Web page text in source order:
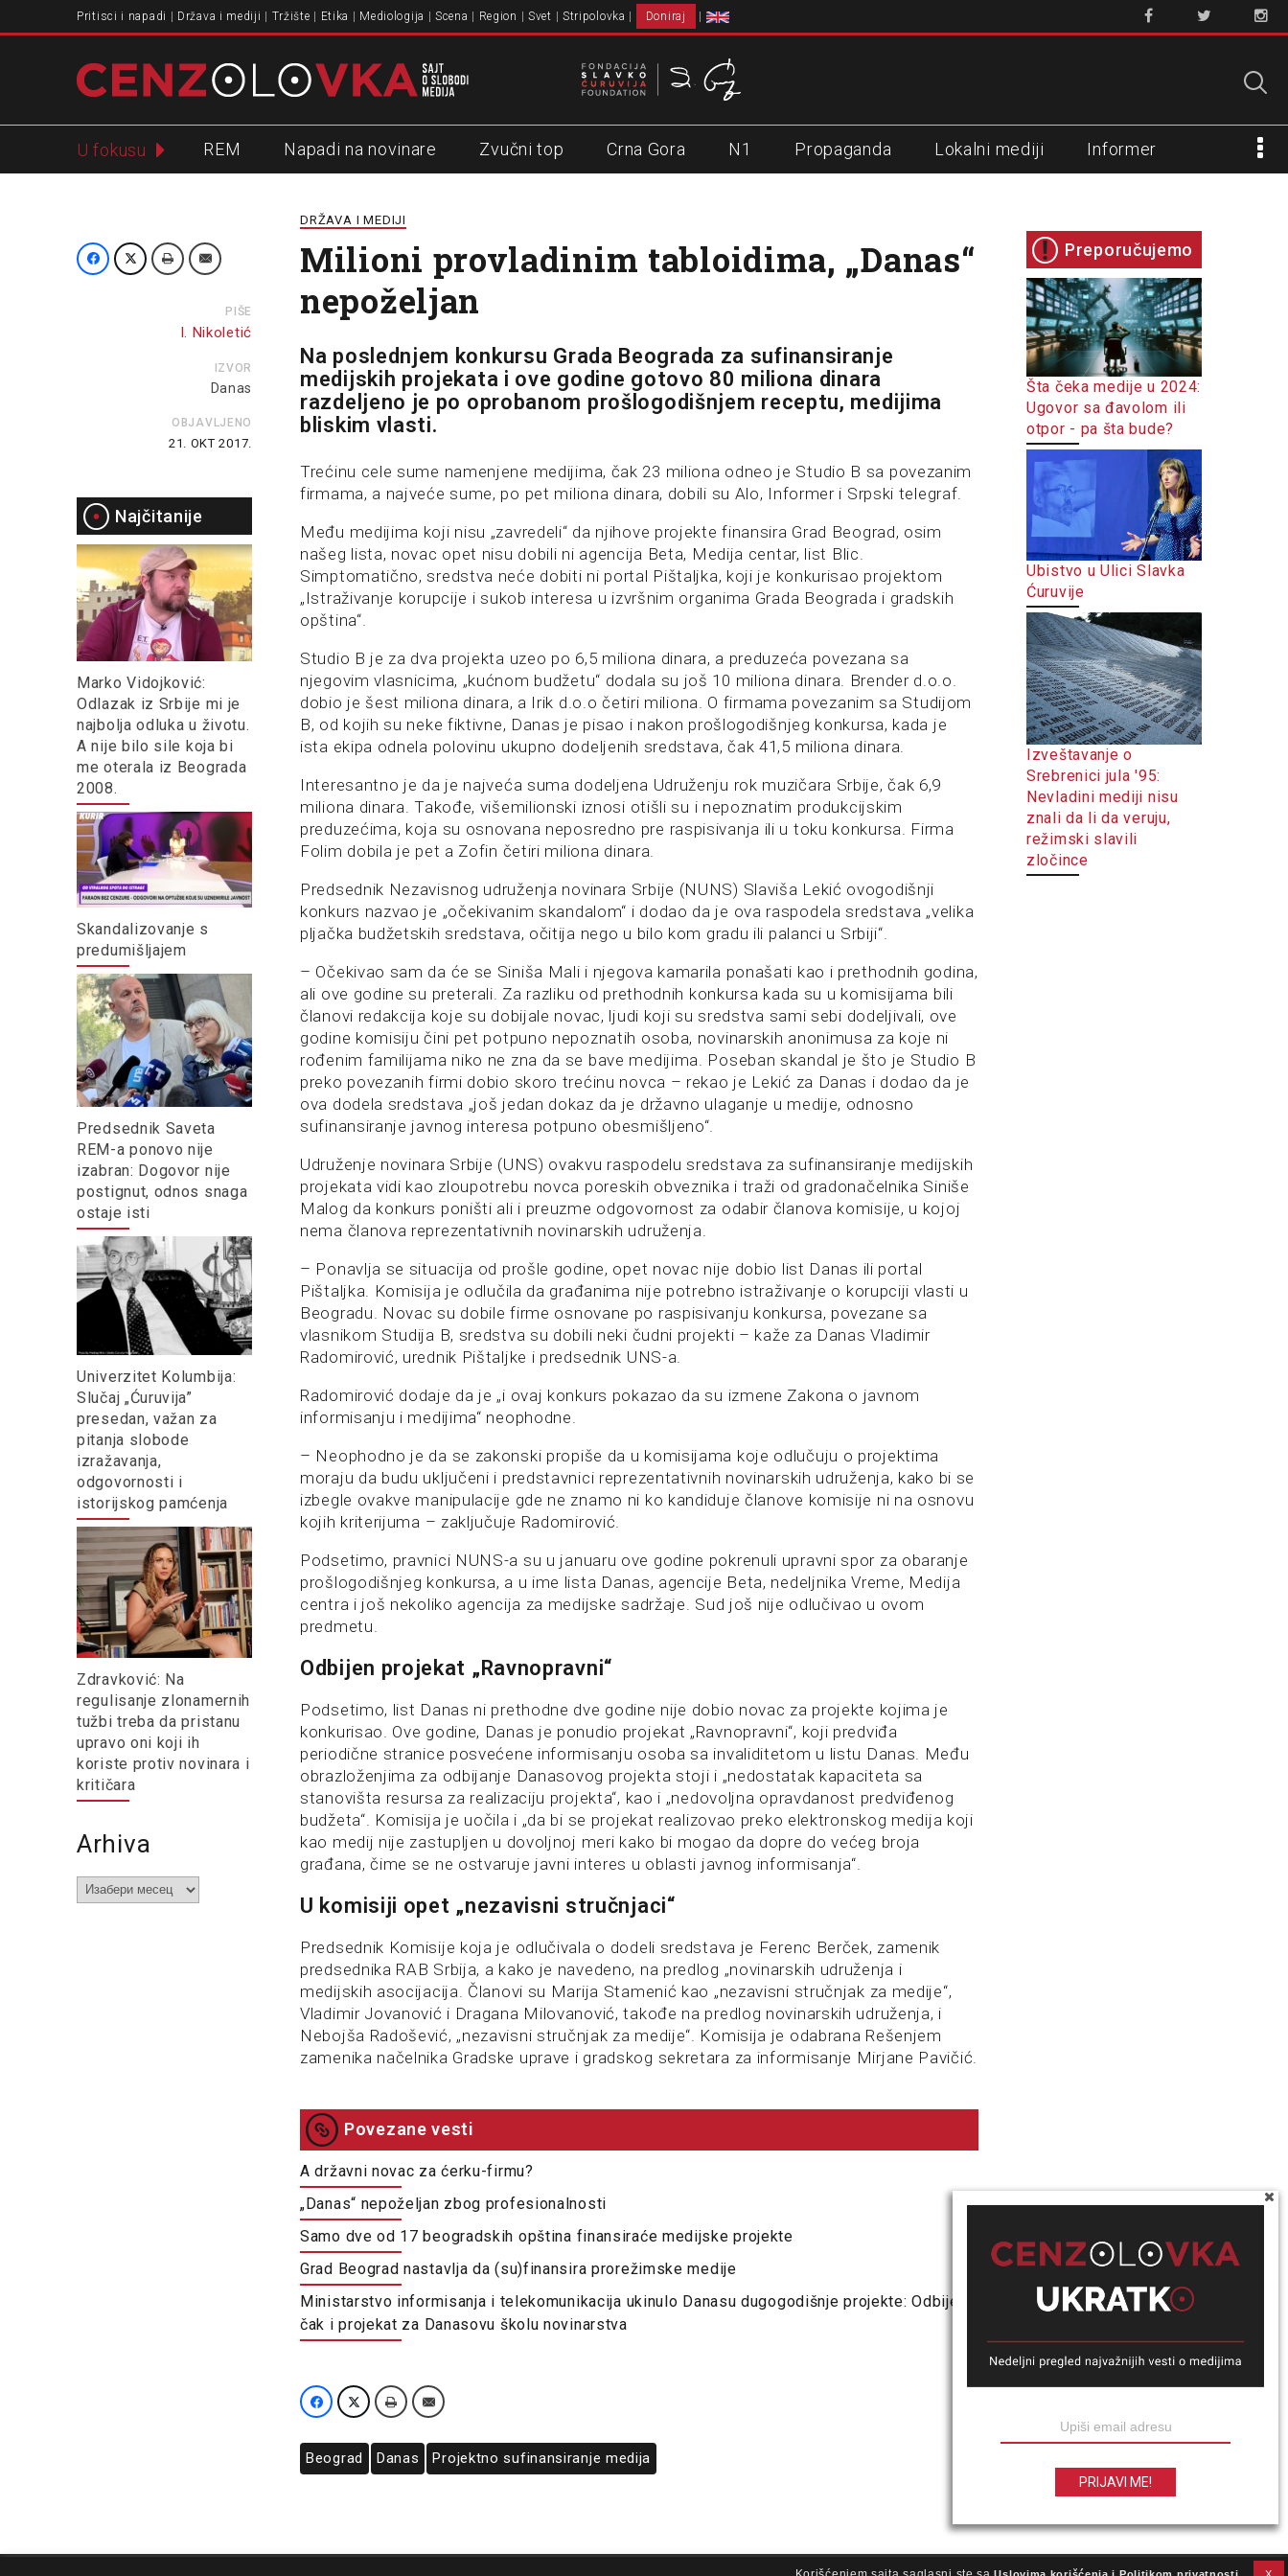
Pritisci i napadi Država i mediji Tržište Etika Mediologija Scena Region Svet Stripolovka Doniraj
U fokusu REM Napadi na novinare Zvučni top Crna Gora N1 Propaganda Lokalni mediji Informer
PIŠE
I. Nikoletić
IZVOR
Danas
OBJAVLJENO
21. OKT 2017.
Najčitanije
Marko Vidojković:
Odlazak iz Srbije mi je
najbolja odluka u životu.
A nije bilo sile koja bi
me oterala iz Beograda
2008.
Skandalizovanje s
predumišljajem
Predsednik Saveta
REM-a ponovo nije
izabran: Dogovor nije
postignut, odnos snaga
ostaje isti
Univerzitet Kolumbija:
Slučaj „Ćuruvija”
presedan, važan za
pitanja slobode
izražavanja,
odgovornosti i
istorijskog pamćenja
Zdravković: Na
regulisanje zlonamernih
tužbi treba da pristanu
upravo oni koji ih
koriste protiv novinara i
kritičara
Arhiva
Arhiva
DRŽAVA I MEDIJI
Milioni provladinim tabloidima, „Danas“
nepoželjan
Na poslednjem konkursu Grada Beograda za sufinansiranje
medijskih projekata i ove godine gotovo 80 miliona dinara
razdeljeno je po oprobanom prošlogodišnjem receptu, medijima
bliskim vlasti.
Trećinu cele sume namenjene medijima, čak 23 miliona odneo je Studio B sa povezanim
firmama, a najveće sume, po pet miliona dinara, dobili su Alo, Informer i Srpski telegraf.
Među medijima koji nisu „zavredeli“ da njihove projekte finansira Grad Beograd, osim
našeg lista, novac opet nisu dobili ni agencija Beta, Medija centar, list Blic.
Simptomatično, sredstva neće dobiti ni portal Pištaljka, koji je konkurisao projektom
„Istraživanje korupcije i sukob interesa u izvršnim organima Grada Beograda i gradskih
opština“.
Studio B je za dva projekta uzeo po 6,5 miliona dinara, a preduzeća povezana sa
njegovim vlasnicima, „kućnom budžetu“ dodala su još 10 miliona dinara. Brender d.o.o.
dobio je šest miliona dinara, a Irik d.o.o četiri miliona. O firmama povezanim sa Studijom
B, od kojih su neke fiktivne, Danas je pisao i nakon prošlogodišnjeg konkursa, kada je
ista ekipa odnela polovinu ukupno dodeljenih sredstava, čak 41,5 miliona dinara.
Interesantno je da je najveća suma dodeljena Udruženju rok muzičara Srbije, čak 6,9
miliona dinara. Takođe, višemilionski iznosi otišli su i nepoznatim produkcijskim
preduzećima, koja su osnovana neposredno pre raspisivanja ili u toku konkursa. Firma
Folim dobila je pet a Zofin četiri miliona dinara.
Predsednik Nezavisnog udruženja novinara Srbije (NUNS) Slaviša Lekić ovogodišnji
konkurs nazvao je „očekivanim skandalom“ i dodao da je ova raspodela sredstava „velika
pljačka budžetskih sredstava, očitija nego u bilo kom gradu ili palanci u Srbiji“.
– Očekivao sam da će se Siniša Mali i njegova kamarila ponašati kao i prethodnih godina,
ali ove godine su preterali. Za razliku od prethodnih konkursa kada su u komisijama bili
članovi redakcija koje su dobijale novac, ljudi koji su sredstva sami sebi dodeljivali, ove
godine komisiju čini pet potpuno nepoznatih osoba, novinarskih anonimusa za koje ni
rođenim familijama niko ne zna da se bave medijima. Poseban skandal je što je Studio B
preko povezanih firmi dobio skoro trećinu novca – rekao je Lekić za Danas i dodao da je
ova dodela sredstava „još jedan dokaz da je državno ulaganje u medije, odnosno
sufinansiranje javnog interesa potpuno obesmišljeno“.
Udruženje novinara Srbije (UNS) ovakvu raspodelu sredstava za sufinansiranje medijskih
projekata vidi kao zloupotrebu novca poreskih obveznika i traži od gradonačelnika Siniše
Malog da konkurs poništi ali i preuzme odgovornost za odabir članova komisije, u kojoj
nema članova reprezentativnih novinarskih udruženja.
– Ponavlja se situacija od prošle godine, opet novac nije dobio list Danas ili portal
Pištaljka. Komisija je odlučila da građanima nije potrebno istraživanje o korupciji vlasti u
Beogradu. Novac su dobile firme osnovane po raspisivanju konkursa, povezane sa
vlasnikom Studija B, sredstva su dobili neki čudni projekti – kaže za Danas Vladimir
Radomirović, urednik Pištaljke i predsednik UNS-a.
Radomirović dodaje da je „i ovaj konkurs pokazao da su izmene Zakona o javnom
informisanju i medijima“ neophodne.
– Neophodno je da se zakonski propiše da u komisijama koje odlučuju o projektima
moraju da budu uključeni i predstavnici reprezentativnih novinarskih udruženja, kako bi se
izbegle ovakve manipulacije gde ne znamo ni ko kandiduje članove komisije ni na osnovu
kojih kriterijuma – zaključuje Radomirović.
Podsetimo, pravnici NUNS-a su u januaru ove godine pokrenuli upravni spor za obaranje
prošlogodišnjeg konkursa, a u ime lista Danas, agencije Beta, nedeljnika Vreme, Medija
centra i još nekoliko agencija za medijske sadržaje. Sud još nije odlučivao u ovom
predmetu.
Odbijen projekat „Ravnopravni“
Podsetimo, list Danas ni prethodne dve godine nije dobio novac za projekte kojima je
konkurisao. Ove godine, Danas je ponudio projekat „Ravnopravni“, koji predviđa
periodične stranice posvećene informisanju osoba sa invaliditetom u listu Danas. Među
obrazloženjima za odbijanje Danasovog projekta stoji i „nedostatak kapaciteta sa
stanovišta resursa za realizaciju projekta“, kao i „nedovoljna opravdanost predviđenog
budžeta“. Komisija je uočila i „da bi se projekat realizovao preko elektronskog medija koji
kao medij nije zastupljen u dovoljnoj meri kako bi mogao da dopre do većeg broja
građana, čime se ne ostvaruje javni interes u oblasti javnog informisanja“.
U komisiji opet „nezavisni stručnjaci“
Predsednik Komisije koja je odlučivala o dodeli sredstava je Ferenc Berček, zamenik
predsednika RAB Srbija, a kako je navedeno, na predlog „novinarskih udruženja i
medijskih asocijacija. Članovi su Marija Stamenić kao „nezavisni stručnjak za medije“,
Vladimir Jovanović i Dragana Milovanović, takođe na predlog novinarskih udruženja, i
Nebojša Radošević, „nezavisni stručnjak za medije“. Komisija je odabrana Rešenjem
zamenika načelnika Gradske uprave i gradskog sekretara za informisanje Mirjane Pavičić.
Povezane vesti
A državni novac za ćerku-firmu?
„Danas“ nepoželjan zbog profesionalnosti
Samo dve od 17 beogradskih opština finansiraće medijske projekte
Grad Beograd nastavlja da (su)finansira prorežimske medije
Ministarstvo informisanja i telekomunikacija ukinulo Danasu dugogodišnje projekte: Odbijen
čak i projekat za Danasovu školu novinarstva
Beograd Danas Projektno sufinansiranje medija
Preporučujemo
Šta čeka medije u 2024:
Ugovor sa đavolom ili
otpor - pa šta bude?
Ubistvo u Ulici Slavka
Ćuruvije
Izveštavanje o
Srebrenici jula '95:
Nevladini mediji nisu
znali da li da veruju,
režimski slavili
zločince